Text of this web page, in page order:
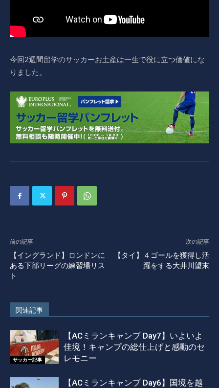
今回2週間留学のサッカーお土産は一生で役に立つ価値にな
りました。
前の記事
【イングランド】ロンドンに
ある下部リーグの練習場リス
ト
次の記事
【タイ】４ゴールを獲得し活
躍をする大井川望末
関連記事
サッカー記事
【ACミランキャンプ Day7】いよいよ
佳境！キャンプの総仕上げと感動のセ
レモニー
【ACミランキャンプ Day6】国境を越